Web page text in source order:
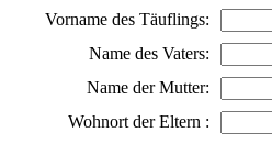
Vorname des Täuflings:
Name des Vaters:
Name der Mutter:
Wohnort der Eltern :